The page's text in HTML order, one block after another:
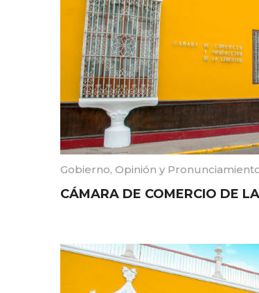
Gobierno, Opinión y
CÁMARA DE COMERCIO DE